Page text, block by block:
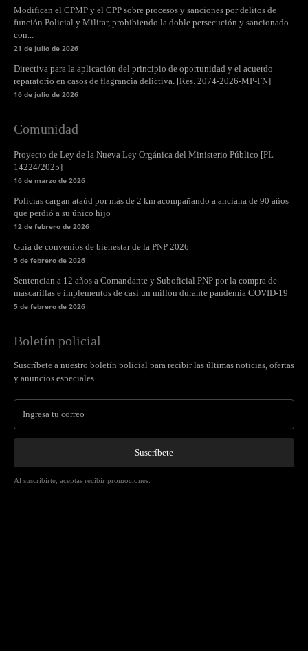
Modifican el CPMP y el CPP sobre procesos y sanciones por delitos de
función Policial y Militar, prohibiendo la doble persecución y sancionado
con...
21 de julio de 2026
Directiva para la aplicación del principio de oportunidad y el acuerdo
reparatorio en casos de flagrancia delictiva. [Res. 2074-2026-MP-FN]
16 de julio de 2026
Comunidad
Proyecto de Ley de la Nueva Ley Orgánica del Ministerio Público [PL
14224/2025]
16 de marzo de 2026
Policías cargan ataúd por más de 2 km acompañando a anciana de 90 años
que perdió a su único hijo
12 de febrero de 2026
Guía de convenios de bienestar de la PNP 2026
5 de febrero de 2026
Sentencian a 12 años a Comandante y Suboficial PNP por la compra de
mascarillas e implementos de casi un millón durante pandemia COVID-19
5 de febrero de 2026
Boletín policial
Suscríbete a nuestro boletín policial para recibir las últimas noticias, ofertas
y anuncios especiales.
Suscríbete
Al suscribirte, aceptas recibir promociones.